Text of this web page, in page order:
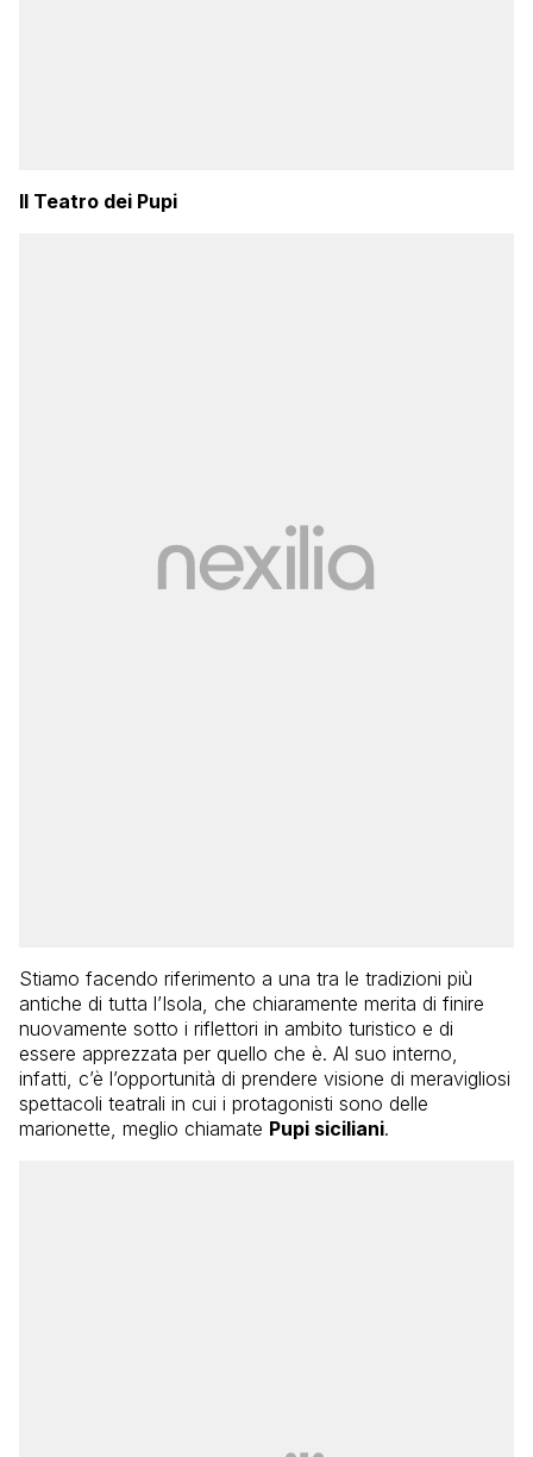
Il Teatro dei Pupi
Stiamo facendo riferimento a una tra le tradizioni più
antiche di tutta l’Isola, che chiaramente merita di finire
nuovamente sotto i riflettori in ambito turistico e di
essere apprezzata per quello che è. Al suo interno,
infatti, c’è l’opportunità di prendere visione di meravigliosi
spettacoli teatrali in cui i protagonisti sono delle
marionette, meglio chiamate Pupi siciliani.